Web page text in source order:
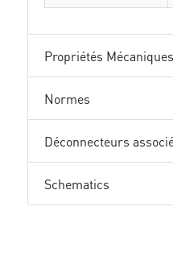
Propriétés Mécaniques
Normes
Déconnecteurs
Schematics